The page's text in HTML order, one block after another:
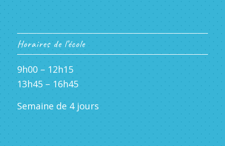
Horaires de l’école
9h00 – 12h15
13h45 – 16h45
Semaine de 4 jours